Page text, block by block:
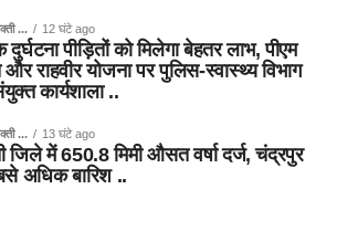
... 12 घंटे ago
पीड़ितों को मिलेगा बेहतर लाभ, पीएम
और राहवीर योजना पर पुलिस-स्वास्थ्य विभाग
कार्यशाला ..
... 13 घंटे ago
जिले में 650.8 मिमी औसत वर्षा दर्ज, चंद्रपुर
अधिक बारिश ..